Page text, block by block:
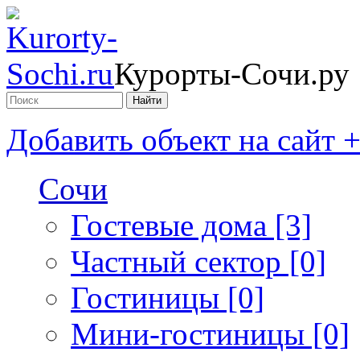
Курорты-Сочи.ру
Добавить объект на сайт +
Сочи
Гостевые дома [3]
Частный сектор [0]
Гостиницы [0]
Мини-гостиницы [0]